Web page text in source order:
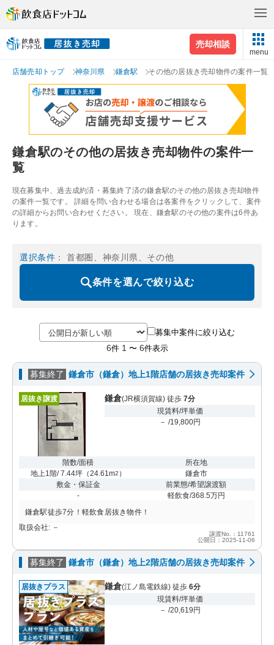
売却相談
menu
店舗売却トップ 神奈川県 鎌倉駅 その他の居抜き売却物件の案件一覧
鎌倉駅のその他の居抜き売却物件の案件一
覧
現在募集中、過去成約済・募集終了済の鎌倉駅のその他の居抜き売却物件
の案件一覧です。 詳細を問い合わせる場合は各案件をクリックして、案件
の詳細からお問い合わせください。 現在、鎌倉駅のその他の案件は6件あ
ります。
選択条件 ： 首都圏、神奈川県、その他
条件を選んで絞り込む
募集中案件に絞り込む
6件 1 〜 6件表示
募集終了 鎌倉市（鎌倉）地上1階店舗の居抜き売却案件
居抜き譲渡 鎌倉(JR横須賀線) 徒歩 7分
現賃料/坪単価
－ /19,800円
階数/面積
地上1階/ 7.44坪（24.61m2 ）
所在地
鎌倉市
敷金・保証金
-
前業態/希望譲渡額
軽飲食/368.5万円
鎌倉駅徒歩7分！軽飲食居抜き物件！
取扱会社: －
譲渡No.：11761
公開日：2025-11-06
募集終了 鎌倉市（鎌倉）地上2階店舗の居抜き売却案件
居抜きプラス 鎌倉(江ノ島電鉄線) 徒歩 6分
現賃料/坪単価
－ /20,619円